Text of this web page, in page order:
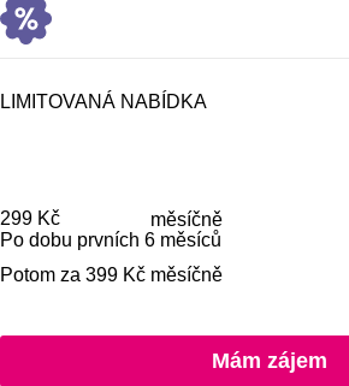
LIMITOVANÁ NABÍDKA
Cena je
299 Kč
měsíčně
Po dobu prvních 6 měsíců
Potom za 399 Kč měsíčně
Mám zájem